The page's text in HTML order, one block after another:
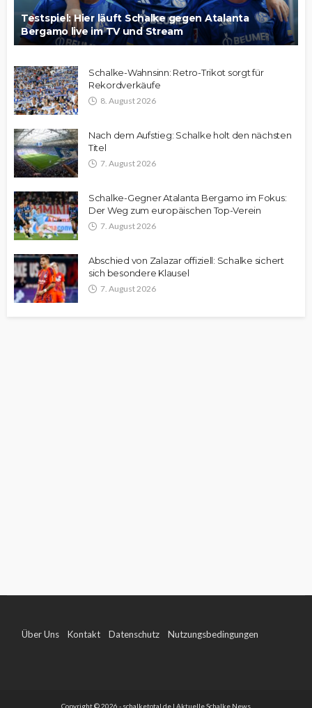
Testspiel: Hier läuft Schalke gegen Atalanta
Bergamo live im TV und Stream
Schalke-Wahnsinn: Retro-Trikot sorgt für
Rekordverkäufe
8. August 2026
Nach dem Aufstieg: Schalke holt den nächsten
Titel
7. August 2026
Schalke-Gegner Atalanta Bergamo im Fokus:
Der Weg zum europäischen Top-Verein
7. August 2026
Abschied von Zalazar offiziell: Schalke sichert
sich besondere Klausel
7. August 2026
Über Uns Kontakt Datenschutz Nutzungsbedingungen
Copyright © 2026 - schalketotal.de | Aktuelle Schalke News